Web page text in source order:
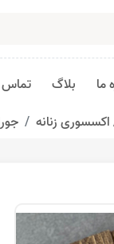
ما بلاگ تماس
اکسسوری زنانه